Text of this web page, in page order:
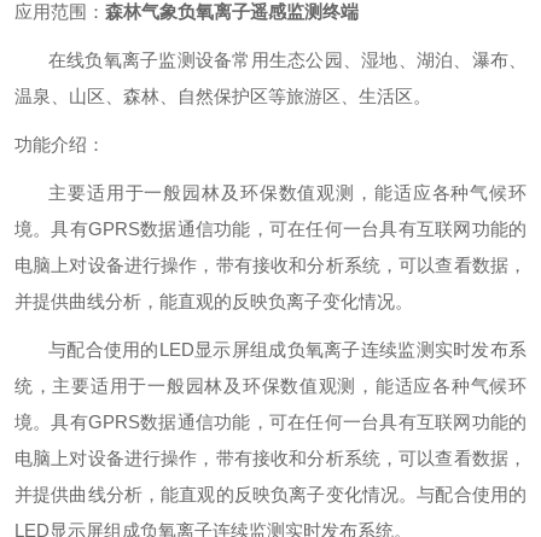
应用范围： 森林气象负氧离子遥感监测终端
在线负氧离子监测设备常用生态公园、湿地、湖泊、瀑布、
温泉、山区、森林、自然保护区等旅游区、生活区。
功能介绍：
主要适用于一般园林及环保数值观测，能适应各种气候环
境。具有GPRS数据通信功能，可在任何一台具有互联网功能的
电脑上对设备进行操作，带有接收和分析系统，可以查看数据，
并提供曲线分析，能直观的反映负离子变化情况。
与配合使用的LED显示屏组成负氧离子连续监测实时发布系
统，主要适用于一般园林及环保数值观测，能适应各种气候环
境。具有GPRS数据通信功能，可在任何一台具有互联网功能的
电脑上对设备进行操作，带有接收和分析系统，可以查看数据，
并提供曲线分析，能直观的反映负离子变化情况。与配合使用的
LED显示屏组成负氧离子连续监测实时发布系统。